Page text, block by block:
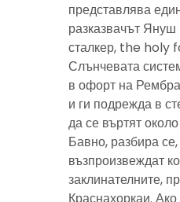
представлява
разказвачът
сталкер, the holy
Слънчевата
в офорт на
и ги подрежда в
да се въртят
Бавно, разбира
възпроизвеждат
заклинателните,